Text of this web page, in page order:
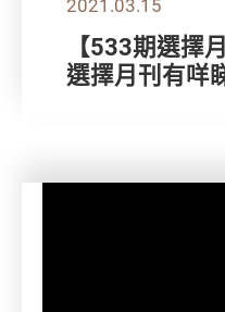
2021.03.15
【533期選擇
選擇月刊有咩